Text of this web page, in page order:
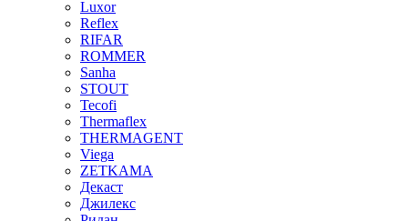
Luxor
Reflex
RIFAR
ROMMER
Sanha
STOUT
Tecofi
Thermaflex
THERMAGENT
Viega
ZETKAMA
Декаст
Джилекс